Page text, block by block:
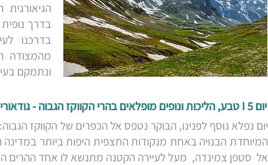
בדרך
בדרכנו
מהמצודה
ונתמקם
יום 5 I טבע, הליכות ונופים מופלאים בהרי הקווקז הגבוה - גודאורי
יום נפלא נוסף לפנינו, הבוקר נטפס אל הכפרים של הקווקז
אל סטפן צמינדה, מעל לעיירה הקטנה מתנשא לו אחד ההרים